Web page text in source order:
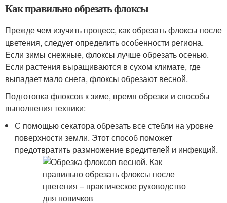
Как правильно обрезать флоксы
Прежде чем изучить процесс, как обрезать флоксы после
цветения, следует определить особенности региона.
Если зимы снежные, флоксы лучше обрезать осенью.
Если растения выращиваются в сухом климате, где
выпадает мало снега, флоксы обрезают весной.
Подготовка флоксов к зиме, время обрезки и способы
выполнения техники:
С помощью секатора обрезать все стебли на уровне
поверхности земли. Этот способ поможет
предотвратить размножение вредителей и инфекций.